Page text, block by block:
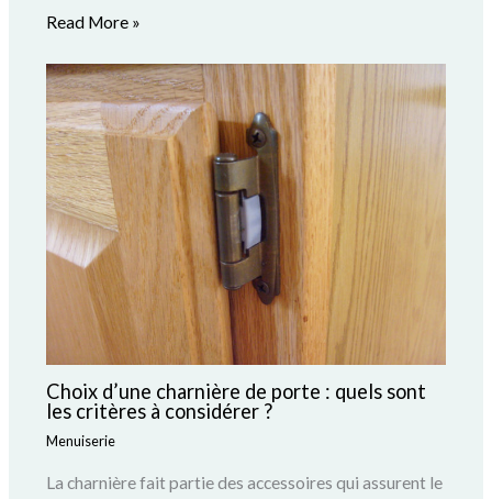
Read More »
Choix d’une charnière de porte : quels sont
les critères à considérer ?
Menuiserie
La charnière fait partie des accessoires qui assurent le